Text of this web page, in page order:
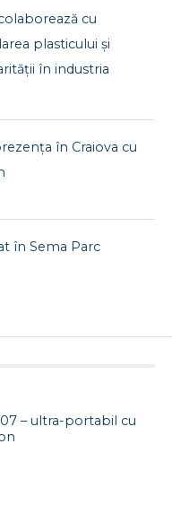
cu
plasticului și
în industria
în Craiova cu
în Sema Parc
– ultra-portabil cu